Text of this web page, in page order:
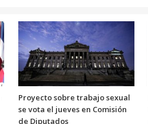
Proyecto sobre trabajo sexual
se vota el jueves en Comisión
de Diputados